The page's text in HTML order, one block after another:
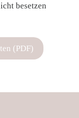
besetzen
(PDF)